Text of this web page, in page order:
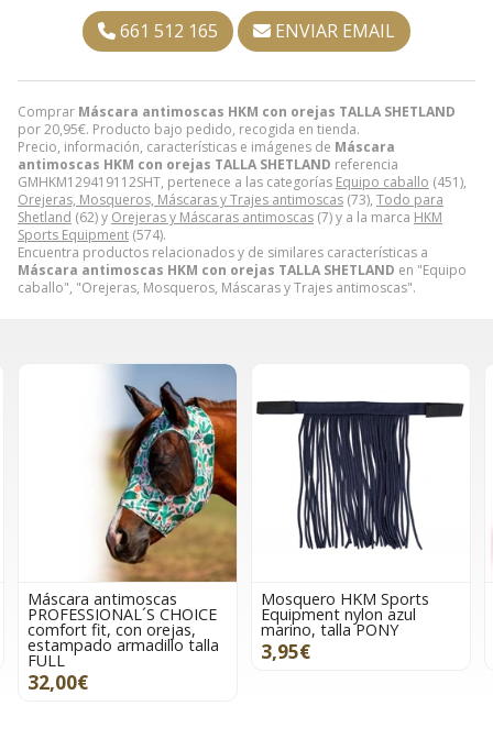
Comprar Máscara antimoscas HKM con orejas TALLA SHETLAND
por20,95€. Producto bajo pedido, recogida en tienda.
Precio, información, características e imágenes de Máscara
antimoscas HKM con orejas TALLA SHETLAND referencia
GMHKM129419112SHT, pertenece a las categorías Equipo caballo (451),
Orejeras, Mosqueros, Máscaras y Trajes antimoscas (73), Todo para
Shetland (62) y Orejeras y Máscaras antimoscas (7) y a la marca HKM
Sports Equipment (574).
Encuentra productos relacionados y de similares características a
Máscara antimoscas HKM con orejas TALLA SHETLAND en "Equipo
caballo", "Orejeras, Mosqueros, Máscaras y Trajes antimoscas".
661 512 165 ENVIAR EMAIL
antimoscas
CHOICE
fit, con orejas,
armadillo talla
Mosquero HKM Sports
Equipment nylon azul
marino, talla PONY
3,95€
Orejeras